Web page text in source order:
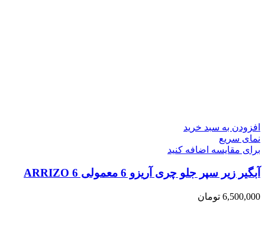
افزودن به سبد خرید
نمای سریع
برای مقایسه اضافه کنید
آبگیر زیر سپر جلو چری آریزو 6 معمولی ARRIZO 6
6,500,000 تومان